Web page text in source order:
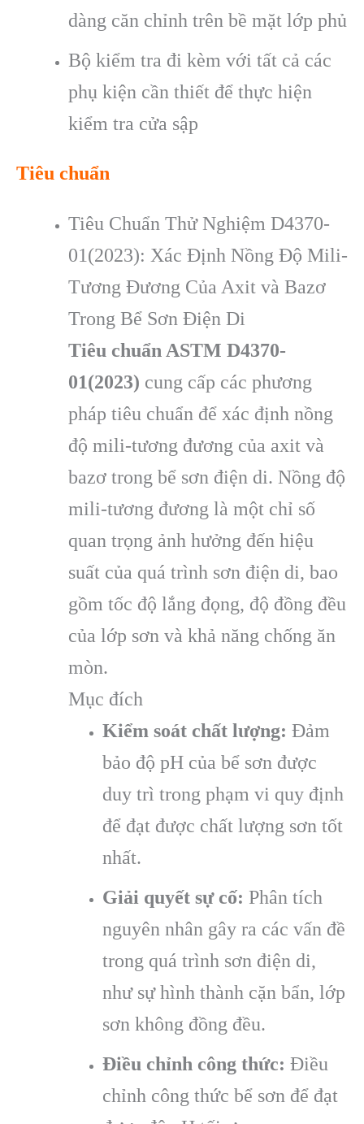
dàng căn chỉnh trên bề mặt lớp phủ
Bộ kiểm tra đi kèm với tất cả các
phụ kiện cần thiết để thực hiện
kiểm tra cửa sập
Tiêu chuẩn
Tiêu Chuẩn Thử Nghiệm D4370-
01(2023): Xác Định Nồng Độ Mili-
Tương Đương Của Axit và Bazơ
Trong Bể Sơn Điện Di
Tiêu chuẩn ASTM D4370-
01(2023) cung cấp các phương
pháp tiêu chuẩn để xác định nồng
độ mili-tương đương của axit và
bazơ trong bể sơn điện di. Nồng độ
mili-tương đương là một chỉ số
quan trọng ảnh hưởng đến hiệu
suất của quá trình sơn điện di, bao
gồm tốc độ lắng đọng, độ đồng đều
của lớp sơn và khả năng chống ăn
mòn.
Mục đích
Kiểm soát chất lượng: Đảm
bảo độ pH của bể sơn được
duy trì trong phạm vi quy định
để đạt được chất lượng sơn tốt
nhất.
Giải quyết sự cố: Phân tích
nguyên nhân gây ra các vấn đề
trong quá trình sơn điện di,
như sự hình thành cặn bẩn, lớp
sơn không đồng đều.
Điều chỉnh công thức: Điều
chỉnh công thức bể sơn để đạt